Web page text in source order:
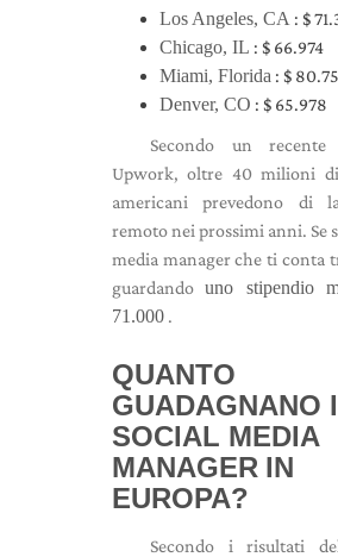
Los Angeles, CA : $
Chicago, IL : $ 66.974
Miami, Florida : $
Denver, CO : $ 65.978
Secondo un
Upwork, oltre 40 milioni
americani prevedono di
remoto nei prossimi anni. Se
media manager che ti conta
guardandouno stipendio
71.000 .
QUANTO
GUADAGNANO I
SOCIAL MEDIA
MANAGER IN
EUROPA?
Secondo i risultati